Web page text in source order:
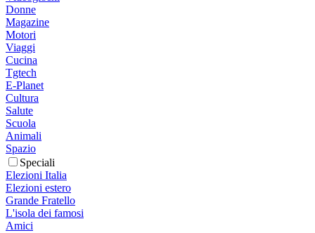
Donne
Magazine
Motori
Viaggi
Cucina
Tgtech
E-Planet
Cultura
Salute
Scuola
Animali
Spazio
Speciali
Elezioni Italia
Elezioni estero
Grande Fratello
L'isola dei famosi
Amici